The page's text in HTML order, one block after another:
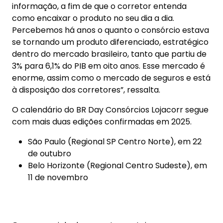
Belo Horizonte (Regional Centro Sudeste), em
11 de novembro
Com esse ciclo de encontros, a Lojacorr
Consórcios reafirma seu compromisso em apoiar
os corretores, fortalecer a rede e ampliar o
acesso a soluções inovadoras que geram valor
para os clientes em todas as regiões do país.
As mais lidas